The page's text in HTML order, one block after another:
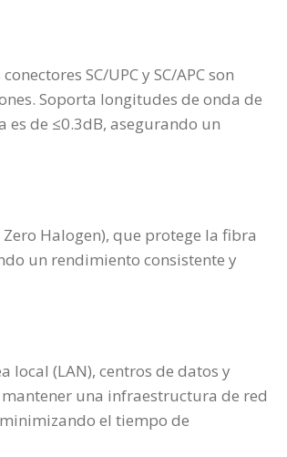
SC/UPC y SC/APC son
Soporta longitudes de onda de
de ≤0.3dB, asegurando un
Halogen), que protege la fibra
un rendimiento consistente y
local (LAN), centros de datos y
una infraestructura de red
el tiempo de